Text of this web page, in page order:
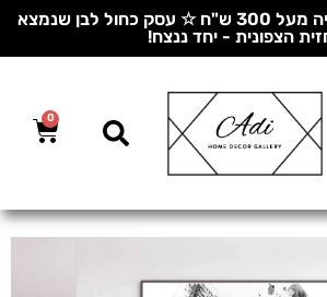
☆ משלוח חינם בקנייה מעל 300 ש"ח ☆ עסק כחול לבן שנמצא
הצפונית - יחד ננצח!
0